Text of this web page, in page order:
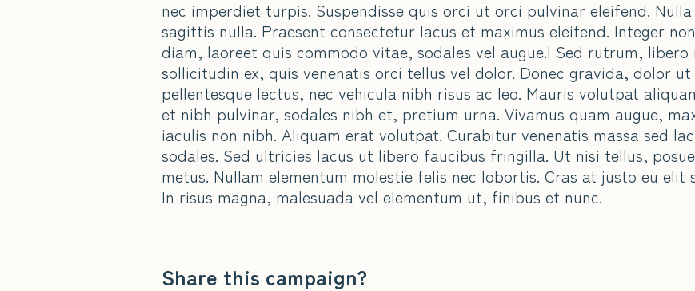
nec imperdiet turpis. Suspendisse quis orci ut orci pulvinar eleifend.
sagittis nulla. Praesent consectetur lacus et maximus eleifend. Integer
diam, laoreet quis commodo vitae, sodales vel augue.| Sed rutrum,
sollicitudin ex, quis venenatis orci tellus vel dolor. Donec gravida, dolor
pellentesque lectus, nec vehicula nibh risus ac leo. Mauris volutpat
et nibh pulvinar, sodales nibh et, pretium urna. Vivamus quam augue,
iaculis non nibh. Aliquam erat volutpat. Curabitur venenatis massa sed
sodales. Sed ultricies lacus ut libero faucibus fringilla. Ut nisi tellus,
metus. Nullam elementum molestie felis nec lobortis. Cras at justo eu elit
In risus magna, malesuada vel elementum ut, finibus et nunc.
Share this campaign?